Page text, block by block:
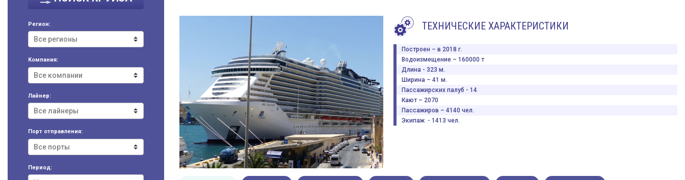
Регион:
Компания:
Лайнер:
Порт отправления:
Период:
ТЕХНИЧЕСКИЕ ХАРАКТЕРИСТИКИ
Построен – в 2018 г.
Водоизмещение – 160000 т
Длина - 323 м.
Ширина – 41 м.
Пассажирских палуб - 14
Кают – 2070
Пассажиров – 4140 чел.
Экипаж - 1413 чел.